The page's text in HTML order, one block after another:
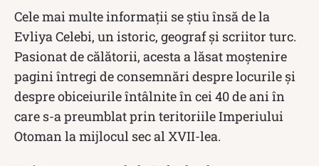
Cele mai multe informații se știu însă de la
Evliya Celebi, un istoric, geograf și scriitor turc.
Pasionat de călătorii, acesta a lăsat moștenire
pagini întregi de consemnări despre locurile și
despre obiceiurile întâlnite în cei 40 de ani în
care s-a preumblat prin teritoriile Imperiului
Otoman la mijlocul sec al XVII-lea.